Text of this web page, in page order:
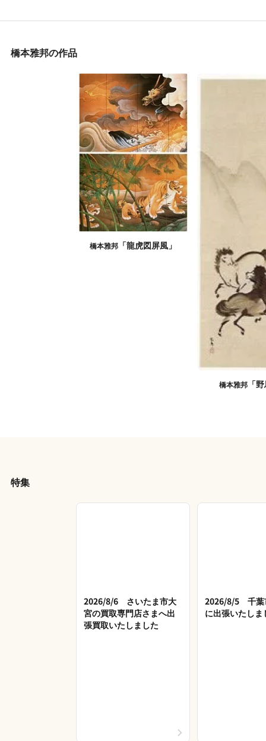
橋本雅邦の作品
橋本雅邦 「龍虎図屏風」
橋本雅邦 「
特集
2026/8/6 さいたま市大
宮の買取専門店さまへ出
張買取いたしました
2026/8/5 千葉
に出張いたしま